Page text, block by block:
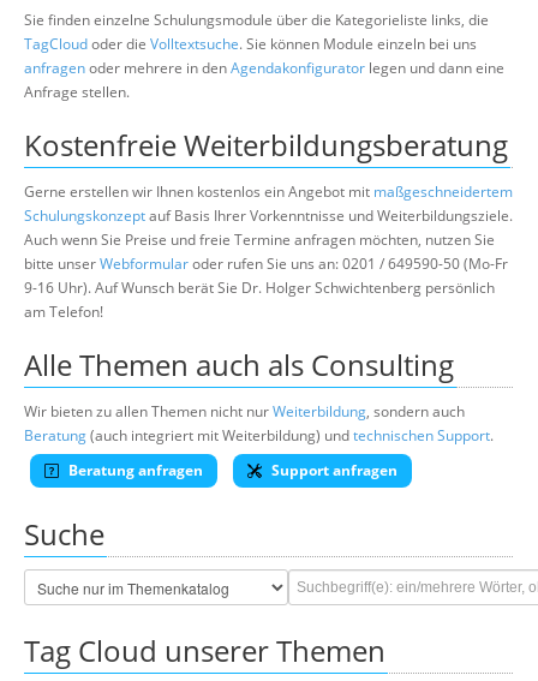
Sie finden einzelne Schulungsmodule über die Kategorieliste links, die
TagCloudoder die Volltextsuche. Sie können Module einzeln bei uns
anfragenoder mehrere in denAgendakonfigurator legen und dann eine
Anfrage stellen.
Kostenfreie Weiterbildungsberatung
Gerne erstellen wir Ihnen kostenlos ein Angebot mit maßgeschneidertem
Schulungskonzeptauf Basis Ihrer Vorkenntnisse und Weiterbildungsziele.
Auch wenn Sie Preise und freie Termine anfragen möchten, nutzen Sie
bitte unserWebformularoder rufen Sie uns an: 0201 / 649590-50 (Mo-Fr
9-16 Uhr). Auf Wunsch berät Sie Dr. Holger Schwichtenberg persönlich
am Telefon!
Alle Themen auch als Consulting
Wir bieten zu allen Themen nicht nurWeiterbildung, sondern auch
Beratung(auch integriert mit Weiterbildung) undtechnischen Support.
Beratung anfragen
Support anfragen
Suche
Tag Cloud unserer Themen